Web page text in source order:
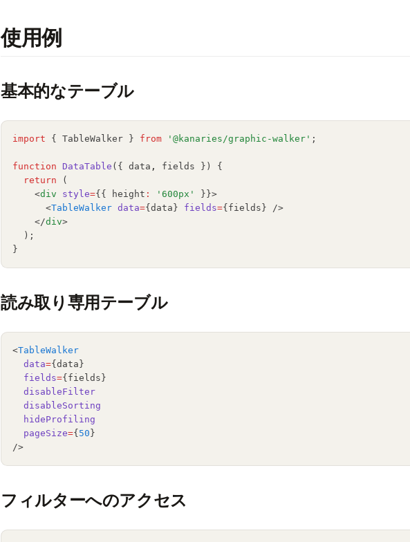
使用例
基本的なテーブル
import { TableWalker } from '@kanaries/graphic-walker' ;
function DataTable ({ data ,
fields }) {
return (
    <
div style={{ height : '600px'
}}>
      <
TableWalker data={data} fields={fields} />
    </
div>
  );
}
読み取り専用テーブル
<TableWalker
data={data}
fields={fields}
disableFilter
disableSorting
hideProfiling
pageSize={ 50 }
/>
フィルターへのアクセス